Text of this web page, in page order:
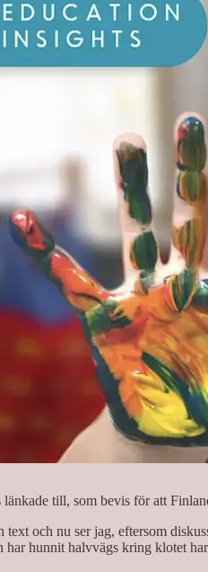
till, som bevis för att
text och nu ser jag, eftersom
hunnit halvvägs kring klotet